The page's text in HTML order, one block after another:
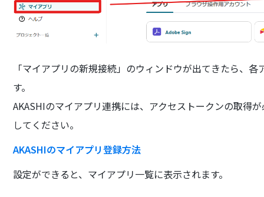
「マイアプリの新規接続」のウィンドウが出てきたら、
す。
AKASHIのマイアプリ連携には、アクセストークンの取得
してください。
AKASHIのマイアプリ登録方法
設定ができると、マイアプリ一覧に表示されます。